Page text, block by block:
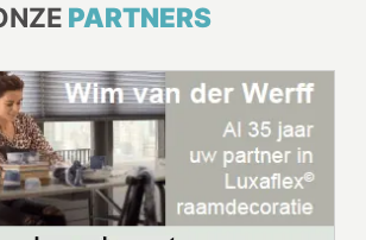
PARTNERS